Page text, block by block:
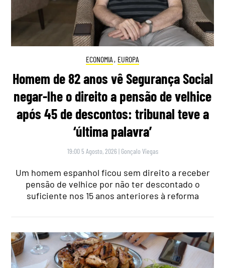
ECONOMIA , EUROPA
Homem de 82 anos vê Segurança Social
negar-lhe o direito a pensão de velhice
após 45 de descontos: tribunal teve a
‘última palavra’
19:00 5 Agosto, 2026 | Gonçalo Viegas
Um homem espanhol ficou sem direito a receber
pensão de velhice por não ter descontado o
suficiente nos 15 anos anteriores à reforma